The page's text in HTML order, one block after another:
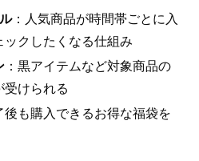
：人気商品が時間帯ごとに入
クしたくなる仕組み
：黒アイテムなど対象商品の
受けられる
後も購入できるお得な福袋を